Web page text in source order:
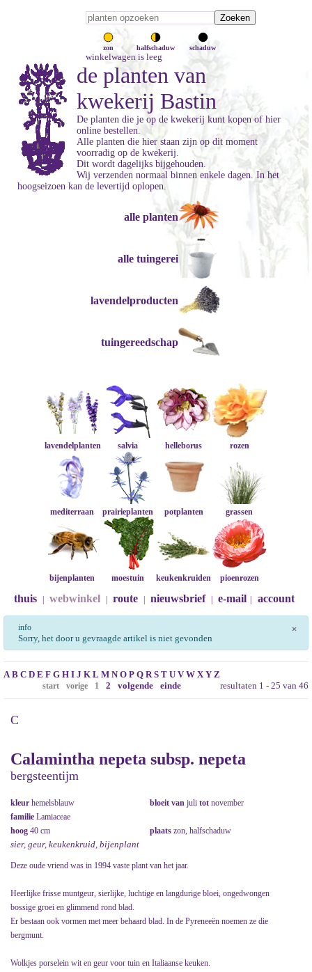
zon halfschaduw schaduw
winkelwagen is leeg
de planten van
kwekerij Bastin
De planten die je op de kwekerij kunt kopen of hier
online bestellen.
Alle planten die hier staan zijn op dit moment
voorradig op de kwekerij.
Dit wordt dagelijks bijgehouden.
Wij verzenden normaal binnen enkele dagen. In het
hoogseizoen kan de levertijd oplopen.
alle planten
alle tuingerei
lavendelproducten
tuingereedschap
lavendelplanten salvia helleborus rozen
mediterraan prairieplanten potplanten grassen
bijenplanten moestuin keukenkruiden pioenrozen
thuis webwinkel route nieuwsbrief e-mail account
×
info
Sorry, het door u gevraagde artikel is niet gevonden
A B C D E F G H I J K L M N O P Q R S T U V W X Y Z
resultaten 1 - 25 van 46
start vorige 1 2 volgende einde
C
Calamintha nepeta subsp. nepeta
bergsteentijm
kleur hemelsblauw bloeit van juli tot november
familie Lamiaceae
hoog 40 cm plaats zon, halfschaduw
sier, geur, keukenkruid, bijenplant
Deze oude vriend was in 1994 vaste plant van het jaar.
Heerlijke frisse muntgeur, sierlijke, luchtige en langdurige bloei, ongedwongen
bossige groei en glimmend rond blad.
Er bestaan ook vormen met meer behaard blad. In de Pyreneeën noemen ze die
bergmunt.
Wolkjes porselein wit en geur voor tuin en Italiaanse keuken.